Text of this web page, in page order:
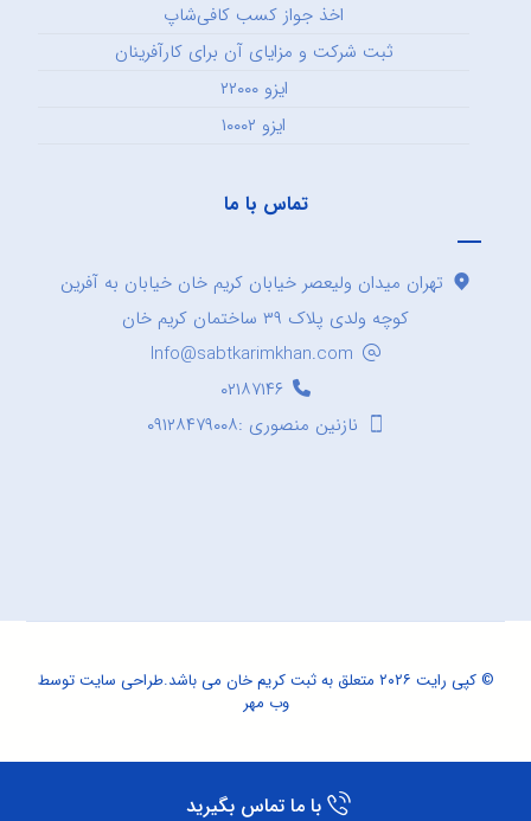
اخذ جواز کسب کافی‌شاپ
ثبت شرکت و مزایای آن برای کارآفرینان
ایزو ۲۲۰۰۰
ایزو ۱۰۰۰۲
تماس با ما
تهران میدان ولیعصر خیابان کریم خان خیابان به آفرین
کوچه ولدی پلاک ۳۹ ساختمان کریم خان
Info@sabtkarimkhan.com
۰۲۱۸۷۱۴۶
نازنین منصوری :۰۹۱۲۸۴۷۹۰۰۸
© کپی رایت ۲۰۲۶ متعلق به ثبت کریم خان می باشد. طراحی سایتتوسط
وب مهر
با ما تماس بگیرید